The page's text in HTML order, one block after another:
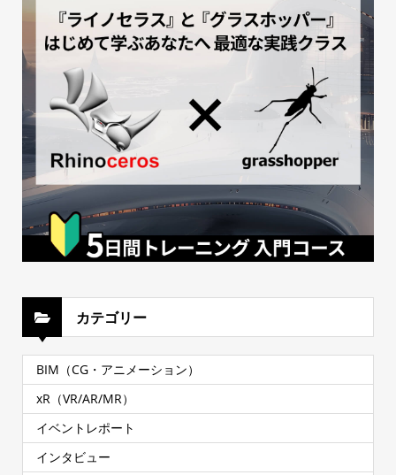
カテゴリー
BIM（CG・アニメーション）
xR（VR/AR/MR）
イベントレポート
インタビュー